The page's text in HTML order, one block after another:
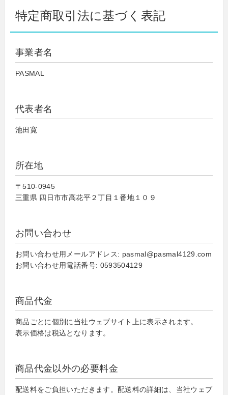
特定商取引法に基づく表記
事業者名
PASMAL
代表者名
池田寛
所在地
〒510-0945
三重県 四日市市高花平２丁目１番地１０９
お問い合わせ
お問い合わせ用メールアドレス: pasmal@pasmal4129.com
お問い合わせ用電話番号: 0593504129
商品代金
商品ごとに個別に当社ウェブサイト上に表示されます。
表示価格は税込となります。
商品代金以外の必要料金
配送料をご負担いただきます。配送料の詳細は、当社ウェブ